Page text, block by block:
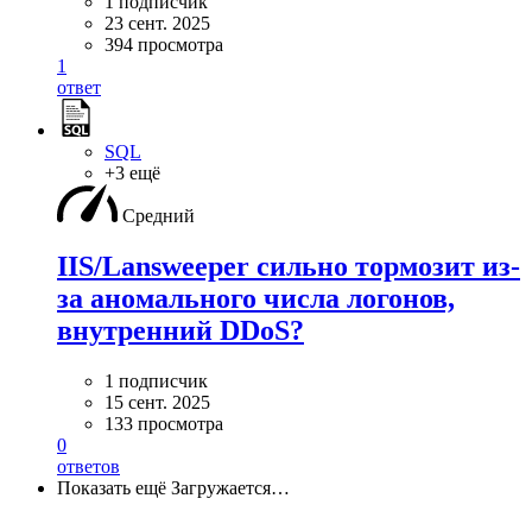
23 сент. 2025
394 просмотра
1
ответ
SQL
+3 ещё
Средний
IIS/Lansweeper сильно тормозит из-
за аномального числа логонов,
внутренний DDoS?
1 подписчик
15 сент. 2025
133 просмотра
0
ответов
Показать ещё Загружается…